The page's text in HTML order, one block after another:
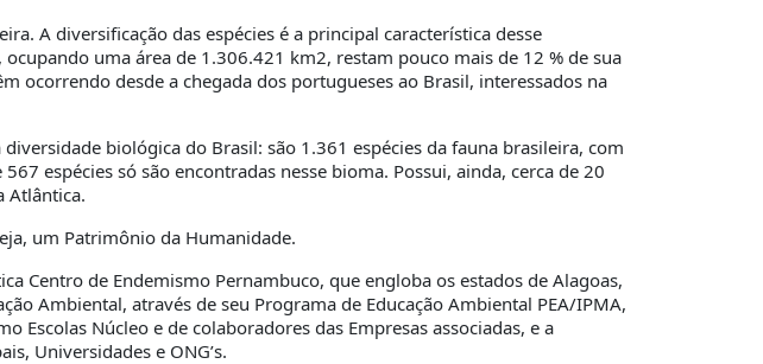
A diversificação das espécies é a principal característica desse
uma área de 1.306.421 km2, restam pouco mais de 12 % de sua
ocorrendo desde a chegada dos portugueses ao Brasil, interessados na
biológica do Brasil: são 1.361 espécies da fauna brasileira, com
espécies só são encontradas nesse bioma. Possui, ainda, cerca de 20
Atlântica.
um Patrimônio da Humanidade.
Centro de Endemismo Pernambuco, que engloba os estados de Alagoas,
Ambiental, através de seu Programa de Educação Ambiental PEA/IPMA,
Escolas Núcleo e de colaboradores das Empresas associadas, e a
Universidades e ONG’s.